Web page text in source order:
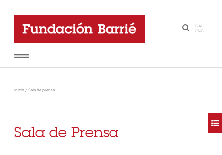
·
GAL-
ENG
Inicio / Sala de prensa
Sala de Prensa